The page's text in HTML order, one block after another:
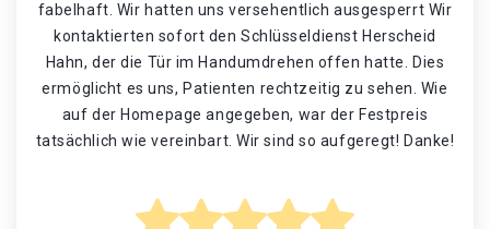
fabelhaft. Wir hatten uns versehentlich ausgesperrt Wir
kontaktierten sofort den Schlüsseldienst Herscheid
Hahn, der die Tür im Handumdrehen offen hatte. Dies
ermöglicht es uns, Patienten rechtzeitig zu sehen. Wie
auf der Homepage angegeben, war der Festpreis
tatsächlich wie vereinbart. Wir sind so aufgeregt! Danke!